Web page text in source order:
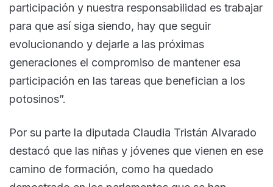
participación y nuestra responsabilidad es trabajar
para que así siga siendo, hay que seguir
evolucionando y dejarle a las próximas
generaciones el compromiso de mantener esa
participación en las tareas que benefician a los
potosinos”.
Por su parte la diputada Claudia Tristán Alvarado
destacó que las niñas y jóvenes que vienen en ese
camino de formación, como ha quedado